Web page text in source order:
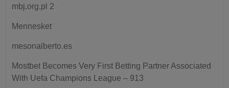
mbj.org.pl 2
Mennesket
mesonalberto.es
Mostbet Becomes Very First Betting Partner Associated
With Uefa Champions League – 913